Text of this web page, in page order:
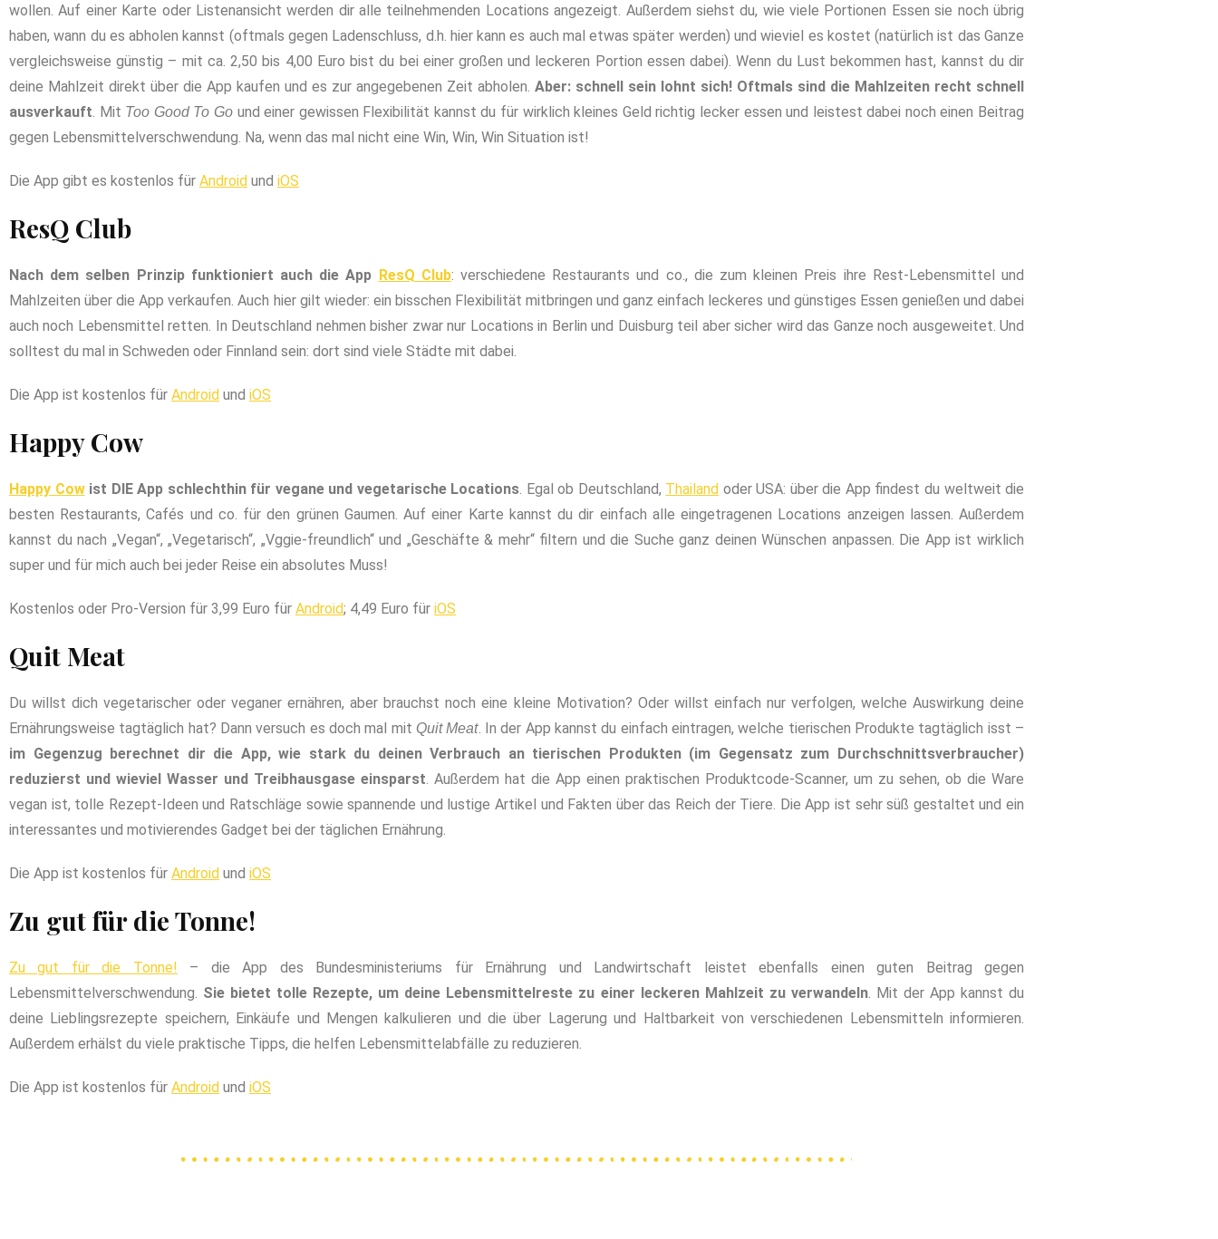
wollen. Auf einer Karte oder Listenansicht werden dir alle teilnehmenden Locations angezeigt. Außerdem siehst du, wie viele Portionen Essen sie noch übrig
haben, wann du es abholen kannst (oftmals gegen Ladenschluss, d.h. hier kann es auch mal etwas später werden) und wieviel es kostet (natürlich ist das Ganze
vergleichsweise günstig – mit ca. 2,50 bis 4,00 Euro bist du bei einer großen und leckeren Portion essen dabei). Wenn du Lust bekommen hast, kannst du dir
deine Mahlzeit direkt über die App kaufen und es zur angegebenen Zeit abholen. Aber: schnell sein lohnt sich! Oftmals sind die Mahlzeiten recht schnell
ausverkauft . Mit Too Good To Gound einer gewissen Flexibilität kannst du für wirklich kleines Geld richtig lecker essen und leistest dabei noch einen Beitrag
gegen Lebensmittelverschwendung. Na, wenn das mal nicht eine Win, Win, Win Situation ist!
Die App gibt es kostenlos für Android und iOS
ResQ Club
Nach dem selben Prinzip funktioniert auch die App ResQ Club: verschiedene Restaurants und co., die zum kleinen Preis ihre Rest-Lebensmittel und
Mahlzeiten über die App verkaufen. Auch hier gilt wieder: ein bisschen Flexibilität mitbringen und ganz einfach leckeres und günstiges Essen genießen und dabei
auch noch Lebensmittel retten. In Deutschland nehmen bisher zwar nur Locations in Berlin und Duisburg teil aber sicher wird das Ganze noch ausgeweitet. Und
solltest du mal in Schweden oder Finnland sein: dort sind viele Städte mit dabei.
Die App ist kostenlos für Android und iOS
Happy Cow
Happy Cowist DIE App schlechthin für vegane und vegetarische Locations . Egal ob Deutschland, Thailand oder USA: über die App findest du weltweit die
besten Restaurants, Cafés und co. für den grünen Gaumen. Auf einer Karte kannst du dir einfach alle eingetragenen Locations anzeigen lassen. Außerdem
kannst du nach „Vegan“, „Vegetarisch“, „Vggie-freundlich“ und „Geschäfte & mehr“ filtern und die Suche ganz deinen Wünschen anpassen. Die App ist wirklich
super und für mich auch bei jeder Reise ein absolutes Muss!
Kostenlos oder Pro-Version für 3,99 Euro für Android; 4,49 Euro für iOS
Quit Meat
Du willst dich vegetarischer oder veganer ernähren, aber brauchst noch eine kleine Motivation? Oder willst einfach nur verfolgen, welche Auswirkung deine
Ernährungsweise tagtäglich hat? Dann versuch es doch mal mitQuit Meat. In der App kannst du einfach eintragen, welche tierischen Produkte tagtäglich isst –
im Gegenzug berechnet dir die App, wie stark du deinen Verbrauch an tierischen Produkten (im Gegensatz zum Durchschnittsverbraucher)
reduzierst und wieviel Wasser und Treibhausgase einsparst . Außerdem hat die App einen praktischen Produktcode-Scanner, um zu sehen, ob die Ware
vegan ist, tolle Rezept-Ideen und Ratschläge sowie spannende und lustige Artikel und Fakten über das Reich der Tiere. Die App ist sehr süß gestaltet und ein
interessantes und motivierendes Gadget bei der täglichen Ernährung.
Die App ist kostenlos für Android und iOS
Zu gut für die Tonne!
Zu gut für die Tonne! – die App des Bundesministeriums für Ernährung und Landwirtschaft leistet ebenfalls einen guten Beitrag gegen
Lebensmittelverschwendung. Sie bietet tolle Rezepte, um deine Lebensmittelreste zu einer leckeren Mahlzeit zu verwandeln. Mit der App kannst du
deine Lieblingsrezepte speichern, Einkäufe und Mengen kalkulieren und die über Lagerung und Haltbarkeit von verschiedenen Lebensmitteln informieren.
Außerdem erhälst du viele praktische Tipps, die helfen Lebensmittelabfälle zu reduzieren.
Die App ist kostenlos für Android und iOS